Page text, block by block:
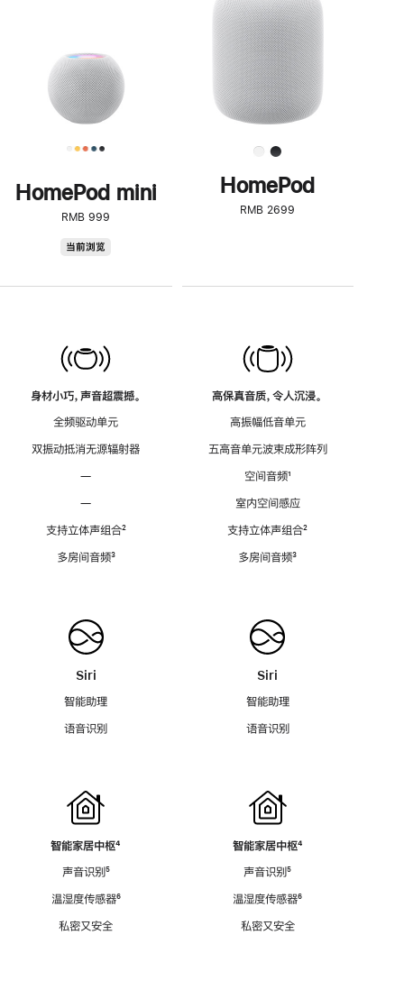
HomePod mini
RMB 999
当前浏览
身材小巧，声音超震撼。
全频驱动单元
双振动抵消无源辐射器
—
—
支持立体声组合脚
²
多房间音频脚
³
Siri
智能助理
语音识别
智能家居中枢脚
⁴
声音识别脚
⁵
温湿度传感器脚
⁶
私密又安全
了
解
HomePod<
HomePod
RMB 2699
高保真音质，令人沉浸。
高振幅低音单元
五高音单元波束成形阵列
空间音频脚
¹
室内空间感应
支持立体声组合脚
²
多房间音频脚
³
Siri
智能助理
语音识别
智能家居中枢脚
⁴
声音识别脚
⁵
温湿度传感器脚
⁶
私密又安全